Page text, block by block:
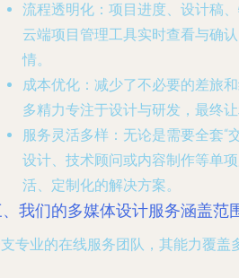
流程透明化 ：项目进度、设计稿
云端项目管理工具实时查看与确
情。
成本优化 ：减少了不必要的差旅
多精力专注于设计与研发，最终让
服务灵活多样 ：无论是需要全套“
设计、技术顾问或内容制作等单
活、定制化的解决方案。
我们的多媒体设计服务涵盖范
专业的在线服务团队，其能力覆盖